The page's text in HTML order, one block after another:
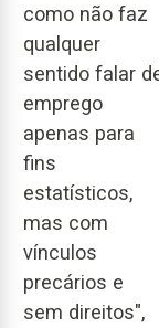
como não faz
qualquer
sentido falar
emprego
apenas para
fins
estatísticos,
mas com
vínculos
precários e
sem direitos",